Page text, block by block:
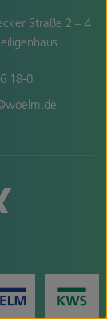
Straße 2 – 4
18-0